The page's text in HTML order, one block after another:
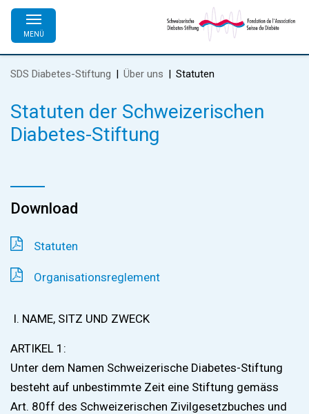
MENÜ
SDS Diabetes-Stiftung Über uns Statuten
Statuten der Schweizerischen
Diabetes-Stiftung
Download
Statuten
Organisationsreglement
I. NAME, SITZ UND ZWECK
ARTIKEL 1:
Unter dem Namen Schweizerische Diabetes-Stiftung
besteht auf unbestimmte Zeit eine Stiftung gemäss
Art. 80ff des Schweizerischen Zivilgesetzbuches und